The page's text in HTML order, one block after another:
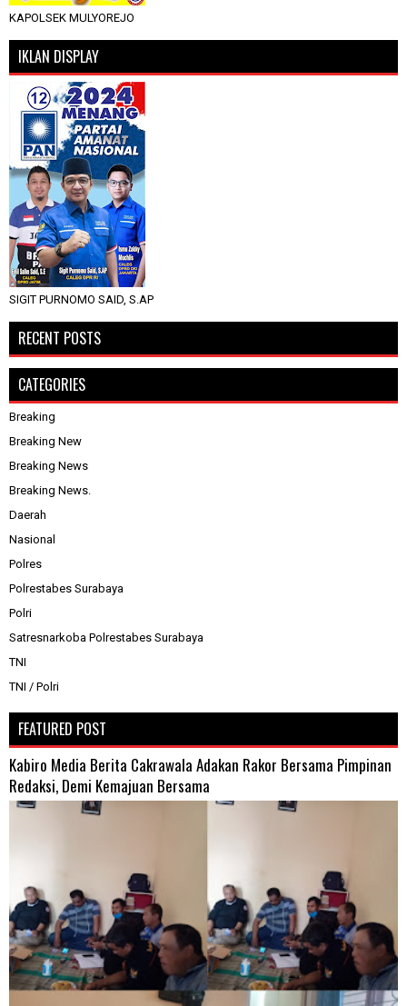
KAPOLSEK MULYOREJO
IKLAN DISPLAY
SIGIT PURNOMO SAID, S.AP
RECENT POSTS
CATEGORIES
Breaking
Breaking New
Breaking News
Breaking News.
Daerah
Nasional
Polres
Polrestabes Surabaya
Polri
Satresnarkoba Polrestabes Surabaya
TNI
TNI / Polri
FEATURED POST
Kabiro Media Berita Cakrawala Adakan Rakor Bersama Pimpinan
Redaksi, Demi Kemajuan Bersama